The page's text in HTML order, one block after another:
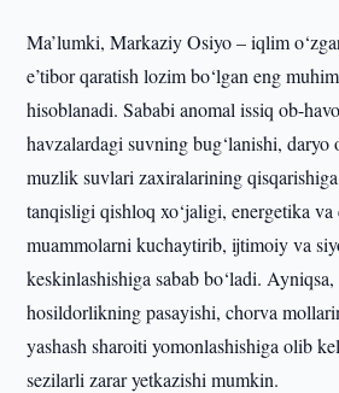
Ma’lumki, Markaziy Osiyo – iqlim
e’tibor qaratish lozim bo‘lgan eng
hisoblanadi. Sababi anomal issiq ob-
havzalardagi suvning bug‘lanishi,
muzlik suvlari zaxiralarining
tanqisligi qishloq xo‘jaligi, energetika
muammolarni kuchaytirib, ijtimoiy va
keskinlashishiga sabab bo‘ladi.
hosildorlikning pasayishi, chorva
yashash sharoiti yomonlashishiga olib
sezilarli zarar yetkazishi mumkin.